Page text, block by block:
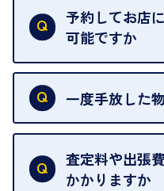
がございます。ご
予約してお店
可能ですか
申し訳ありません
おりません。
を整えております
い。
お急ぎの場合はス
一度手放した
当店は質店ではあ
は基本的に販売へ
せんので、ご了承く
査定料や出張
かかりますか